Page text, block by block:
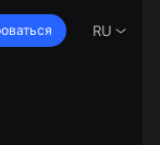
RU